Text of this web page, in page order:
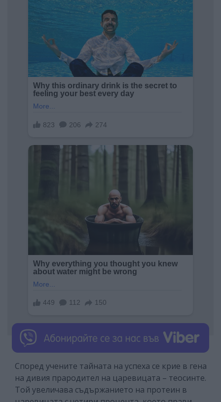
Според учените тайната на успеха се крие в гена
на дивия прародител на царевицата – теосинте.
Той увеличава съдържанието на протеин в